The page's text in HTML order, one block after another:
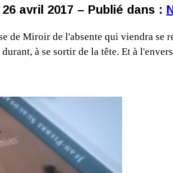
26 avril 2017 – Publié dans :
de Miroir de l'absente qui viendra se
à se sortir de la tête. Et à